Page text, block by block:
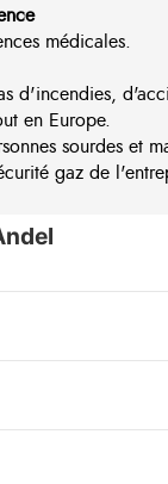
médicales.
d'incendies,
en Europe.
sourdes et
gaz de